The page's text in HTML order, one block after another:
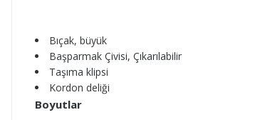
Bıçak, büyük
Başparmak Çivisi, Çıkarılabilir
Taşıma klipsi
Kordon deliği
Boyutlar